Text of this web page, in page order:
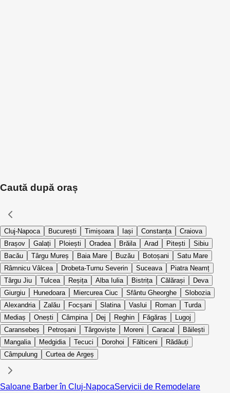
Caută după oraș
Cluj-Napoca București Timișoara Iași Constanța
Craiova
Brașov
Galați Ploiești Oradea Brăila Arad Pitești
Sibiu
Bacău
Târgu Mureș Baia Mare Buzău Botoșani
Satu Mare
Râmnicu Vâlcea
Drobeta-Turnu Severin Suceava
Piatra Neamț
Târgu Jiu
Tulcea Reșița Alba Iulia Bistrița Călărași
Deva
Giurgiu
Hunedoara Miercurea Ciuc Sfântu Gheorghe
Slobozia
Alexandria
Zalău Focșani Slatina Vaslui Roman
Turda
Mediaș
Onești Câmpina Dej Reghin Făgăraș
Lugoj
Caransebeș
Petroșani Târgoviște Moreni Caracal
Băilești
Mangalia
Medgidia Tecuci Dorohoi Fălticeni
Rădăuți
Câmpulung
Curtea de Argeș
Saloane Barber în Cluj-NapocaServicii de Remodelare